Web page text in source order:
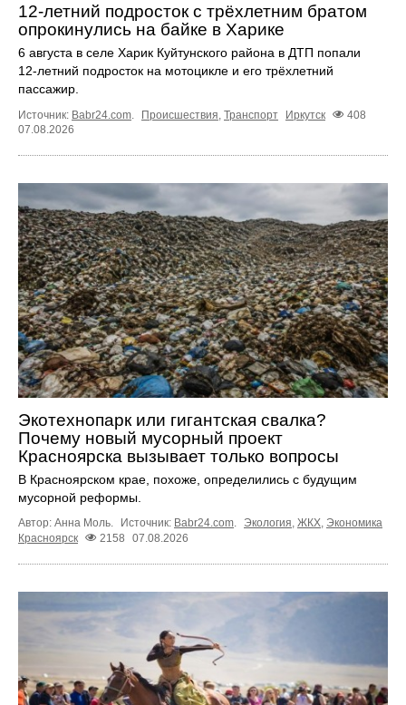
12‑летний подросток с трёхлетним братом
опрокинулись на байке в Харике
6 августа в селе Харик Куйтунского района в ДТП попали
12‑летний подросток на мотоцикле и его трёхлетний
пассажир.
Источник: Babr24.com. Происшествия, Транспорт Иркутск
408
07.08.2026
Экотехнопарк или гигантская свалка?
Почему новый мусорный проект
Красноярска вызывает только вопросы
В Красноярском крае, похоже, определились с будущим
мусорной реформы.
Автор: Анна Моль. Источник: Babr24.com Экология ЖКХ Экономика
Красноярск
2158 07.08.2026